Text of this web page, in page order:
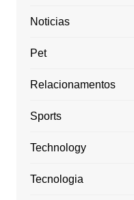
Noticias
Pet
Relacionamentos
Sports
Technology
Tecnologia